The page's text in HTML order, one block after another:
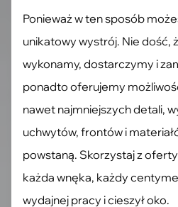
Ponieważ w ten sposób
unikatowy wystrój. Nie dość,
wykonamy, dostarczymy i
ponadto oferujemy
nawet najmniejszych detali,
uchwytów, frontów i
powstaną. Skorzystaj z
każda wnęka, każdy
wydajnej pracy i cieszył oko.